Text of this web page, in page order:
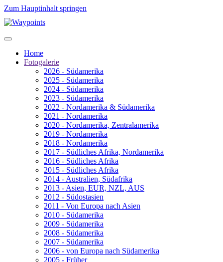
Zum Hauptinhalt springen
Home
Fotogalerie
2026 - Südamerika
2025 - Südamerika
2024 - Südamerika
2023 - Südamerika
2022 - Nordamerika & Südamerika
2021 - Nordamerika
2020 - Nordamerika, Zentralamerika
2019 - Nordamerika
2018 - Nordamerika
2017 - Südliches Afrika, Nordamerika
2016 - Südliches Afrika
2015 - Südliches Afrika
2014 - Australien, Südafrika
2013 - Asien, EUR, NZL, AUS
2012 - Südostasien
2011 - Von Europa nach Asien
2010 - Südamerika
2009 - Südamerika
2008 - Südamerika
2007 - Südamerika
2006 - von Europa nach Südamerika
2005 - Früher